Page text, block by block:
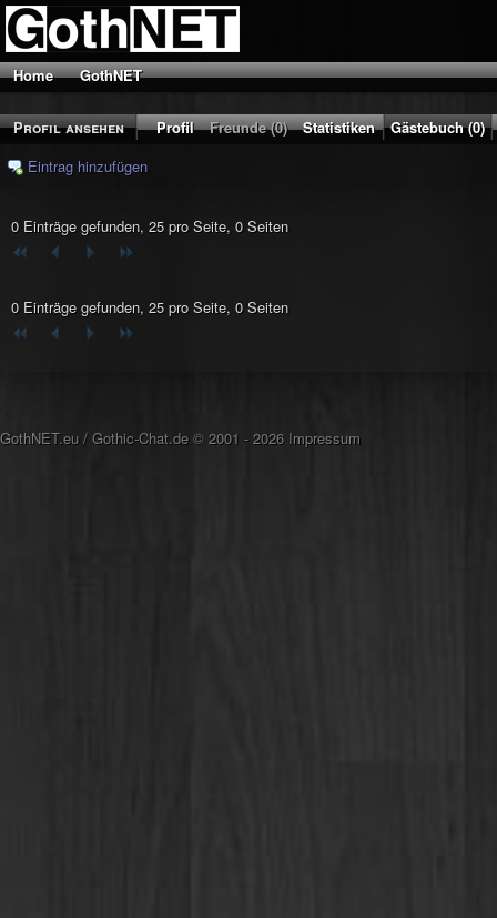
Home GothNET
Profil ansehen Profil Freunde (0) Statistiken
Gästebuch (0)
Eintrag hinzufügen
0 Einträge gefunden, 25 pro Seite, 0 Seiten
0 Einträge gefunden, 25 pro Seite, 0 Seiten
GothNET.eu / Gothic-Chat.de © 2001 - 2026 Impressum